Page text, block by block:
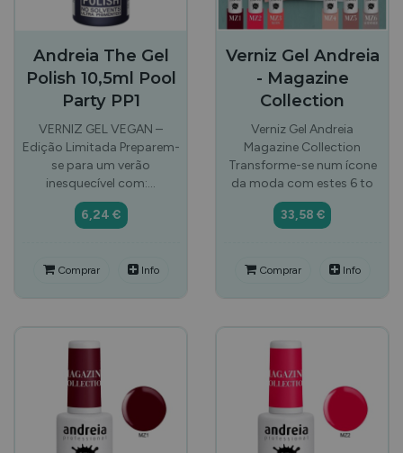
Andreia The Gel
Polish 10,5ml Pool
Party PP1
VERNIZ GEL VEGAN –
Edição Limitada Preparem-
se para um verão
inesquecível com:…
6,24 €
Comprar Info
Verniz Gel Andreia
- Magazine
Collection
Verniz Gel Andreia
Magazine Collection
Transforme-se num ícone
da moda com estes 6 to
33,58 €
Comprar Info